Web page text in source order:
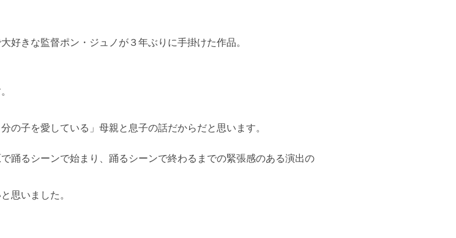
きな監督ポン・ジュノが３年ぶりに手掛けた作品。
の子を愛している」母親と息子の話だからだと思います。
踊るシーンで始まり、踊るシーンで終わるまでの緊張感のある演出の
思いました。